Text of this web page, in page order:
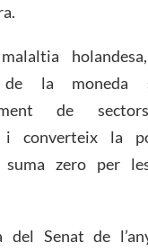
de la moneda
de
i converteix la
zero per
del Senat de